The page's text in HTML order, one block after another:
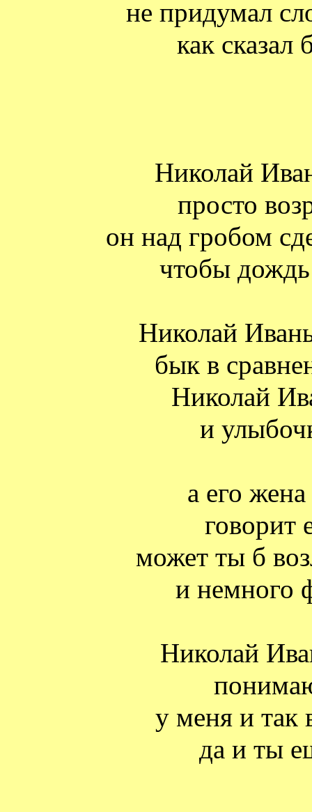
не придумал
как сказал
Николай
просто
он над гробом
чтобы
Николай
бык в
Николай
и
а его
говорит
может ты б
и немного
Николай
у меня и так
да и ты